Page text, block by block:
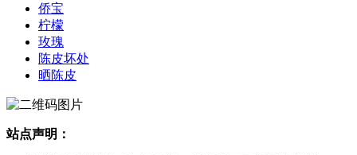
侨宝
柠檬
玫瑰
陈皮坏处
晒陈皮
站点声明：